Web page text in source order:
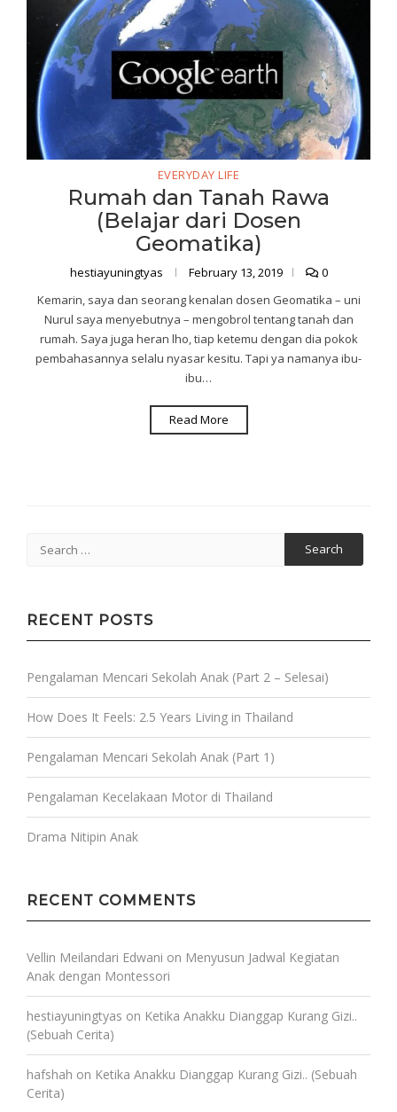
EVERYDAY LIFE
Rumah dan Tanah Rawa
(Belajar dari Dosen
Geomatika)
hestiayuningtyas February 13, 2019
0
Kemarin, saya dan seorang kenalan dosen Geomatika – uni
Nurul saya menyebutnya – mengobrol tentang tanah dan
rumah. Saya juga heran lho, tiap ketemu dengan dia pokok
pembahasannya selalu nyasar kesitu. Tapi ya namanya ibu-
ibu…
Read More
for:
RECENT POSTS
Pengalaman Mencari Sekolah Anak (Part 2 – Selesai)
How Does It Feels: 2.5 Years Living in Thailand
Pengalaman Mencari Sekolah Anak (Part 1)
Pengalaman Kecelakaan Motor di Thailand
Drama Nitipin Anak
RECENT COMMENTS
Vellin Meilandari Edwani on Menyusun Jadwal Kegiatan
Anak dengan Montessori
hestiayuningtyas on Ketika Anakku Dianggap Kurang Gizi..
(Sebuah Cerita)
hafshah on Ketika Anakku Dianggap Kurang Gizi.. (Sebuah
Cerita)